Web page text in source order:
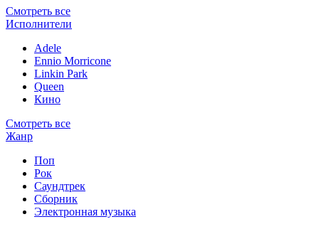
Смотреть все
Исполнители
Adele
Ennio Morricone
Linkin Park
Queen
Кино
Смотреть все
Жанр
Поп
Рок
Саундтрек
Сборник
Электронная музыка